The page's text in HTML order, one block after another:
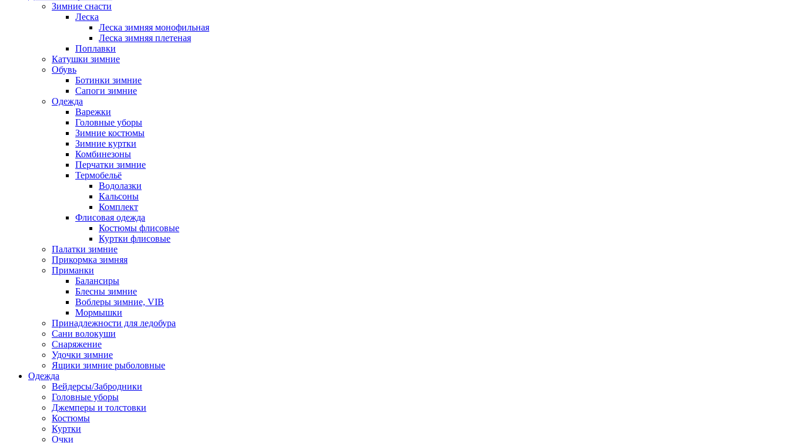
Зимние снасти
Леска
Леска зимняя монофильная
Леска зимняя плетеная
Поплавки
Катушки зимние
Обувь
Ботинки зимние
Сапоги зимние
Одежда
Варежки
Головные уборы
Зимние костюмы
Зимние куртки
Комбинезоны
Перчатки зимние
Термобельё
Водолазки
Кальсоны
Комплект
Флисовая одежда
Костюмы флисовые
Куртки флисовые
Палатки зимние
Прикормка зимняя
Приманки
Балансиры
Блесны зимние
Воблеры зимние, VIB
Мормышки
Принадлежности для ледобура
Сани волокуши
Снаряжение
Удочки зимние
Ящики зимние рыболовные
Одежда
Вейдерсы/Забродники
Головные уборы
Джемперы и толстовки
Костюмы
Куртки
Очки